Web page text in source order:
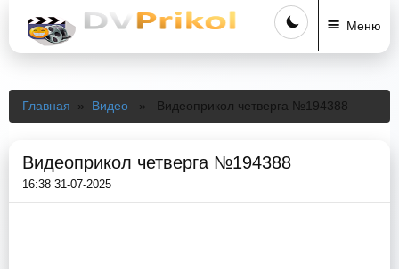
Меню
Главная » Видео » Видеоприкол четверга №194388
Видеоприкол четверга №194388
16:38 31-07-2025